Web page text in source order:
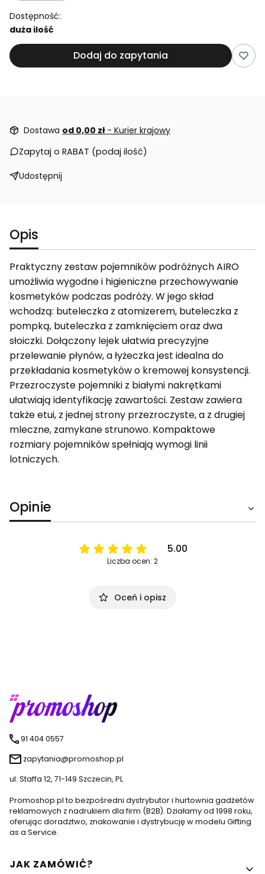
Dostępność:
duża ilość
Dodaj do zapytania
Dostawa od 0,00 zł - Kurier krajowy
Zapytaj o RABAT (podaj ilość)
Udostępnij
Opis
Praktyczny zestaw pojemników podróżnych AIRO
umożliwia wygodne i higieniczne przechowywanie
kosmetyków podczas podróży. W jego skład
wchodzą: buteleczka z atomizerem, buteleczka z
pompką, buteleczka z zamknięciem oraz dwa
słoiczki. Dołączony lejek ułatwia precyzyjne
przelewanie płynów, a łyżeczka jest idealna do
przekładania kosmetyków o kremowej konsystencji.
Przezroczyste pojemniki z białymi nakrętkami
ułatwiają identyfikację zawartości. Zestaw zawiera
także etui, z jednej strony przezroczyste, a z drugiej
mleczne, zamykane strunowo. Kompaktowe
rozmiary pojemników spełniają wymogi linii
lotniczych.
Opinie
5.00
Liczba ocen: 2
Oceń i opisz
91 404 0557
zapytania@promoshop.pl
ul. Staffa 12, 71-149 Szczecin, PL
Promoshop.pl to bezpośredni dystrybutor i hurtownia gadżetów
reklamowych z nadrukiem dla firm (B2B). Działamy od 1998 roku,
oferując doradztwo, znakowanie i dystrybucję w modelu Gifting
as a Service.
Linki w stopce
JAK ZAMÓWIĆ?